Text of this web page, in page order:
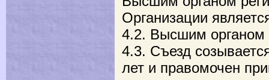
Организации
4.2. Высшим органом
4.3. Съезд
лет и правомочен